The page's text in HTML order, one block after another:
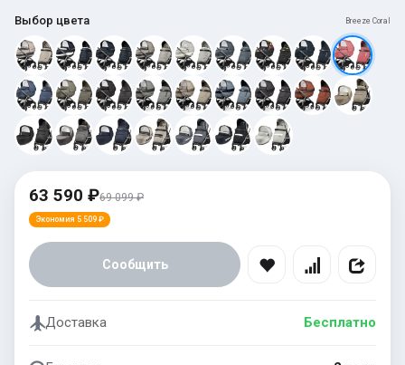
Выбор цвета Breeze Coral
63 590 ₽69 099 ₽
Экономия 5 509 ₽
Сообщить
Доставка Бесплатно